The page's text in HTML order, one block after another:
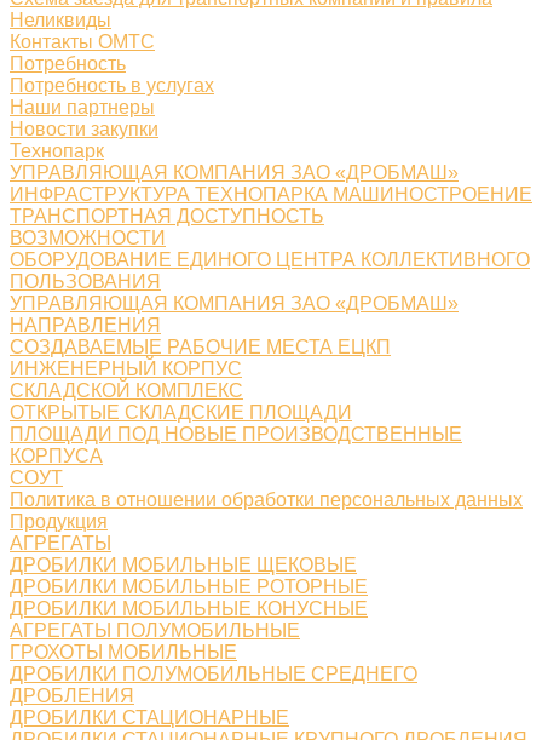
Неликвиды
Контакты ОМТС
Потребность
Потребность в услугах
Наши партнеры
Новости закупки
Технопарк
УПРАВЛЯЮЩАЯ КОМПАНИЯ ЗАО «ДРОБМАШ»
ИНФРАСТРУКТУРА ТЕХНОПАРКА МАШИНОСТРОЕНИЕ
ТРАНСПОРТНАЯ ДОСТУПНОСТЬ
ВОЗМОЖНОСТИ
ОБОРУДОВАНИЕ ЕДИНОГО ЦЕНТРА КОЛЛЕКТИВНОГО
ПОЛЬЗОВАНИЯ
УПРАВЛЯЮЩАЯ КОМПАНИЯ ЗАО «ДРОБМАШ»
НАПРАВЛЕНИЯ
СОЗДАВАЕМЫЕ РАБОЧИЕ МЕСТА ЕЦКП
ИНЖЕНЕРНЫЙ КОРПУС
СКЛАДСКОЙ КОМПЛЕКС
ОТКРЫТЫЕ СКЛАДСКИЕ ПЛОЩАДИ
ПЛОЩАДИ ПОД НОВЫЕ ПРОИЗВОДСТВЕННЫЕ
КОРПУСА
СОУТ
Политика в отношении обработки персональных данных
Продукция
АГРЕГАТЫ
ДРОБИЛКИ МОБИЛЬНЫЕ ЩЕКОВЫЕ
ДРОБИЛКИ МОБИЛЬНЫЕ РОТОРНЫЕ
ДРОБИЛКИ МОБИЛЬНЫЕ КОНУСНЫЕ
АГРЕГАТЫ ПОЛУМОБИЛЬНЫЕ
ГРОХОТЫ МОБИЛЬНЫЕ
ДРОБИЛКИ ПОЛУМОБИЛЬНЫЕ СРЕДНЕГО
ДРОБЛЕНИЯ
ДРОБИЛКИ СТАЦИОНАРНЫЕ